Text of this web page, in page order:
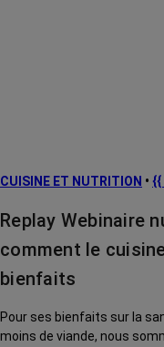
CUISINE ET NUTRITION • {{
Replay Webinaire
comment le
bienfaits
Pour ses bienfaits sur la
moins de viande, nous